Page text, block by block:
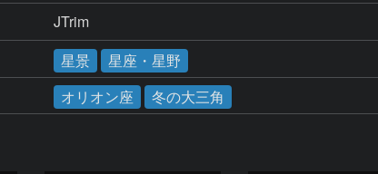
JTrim
星景
星座・星野
オリオン座 冬の大三角